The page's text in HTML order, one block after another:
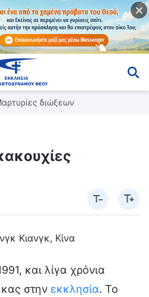
διώξεων
Κιανγκ, Κίνα
και λίγα χρόνια
στην εκκλησία. Το